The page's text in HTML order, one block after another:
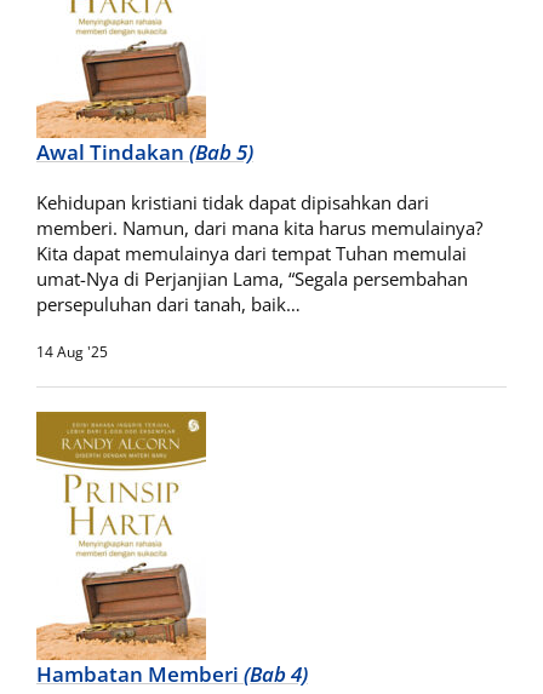
Awal Tindakan (Bab 5)
Kehidupan kristiani tidak dapat dipisahkan dari
memberi. Namun, dari mana kita harus memulainya?
Kita dapat memulainya dari tempat Tuhan memulai
umat-Nya di Perjanjian Lama, “Segala persembahan
persepuluhan dari tanah, baik…
14 Aug '25
Hambatan Memberi (Bab 4)